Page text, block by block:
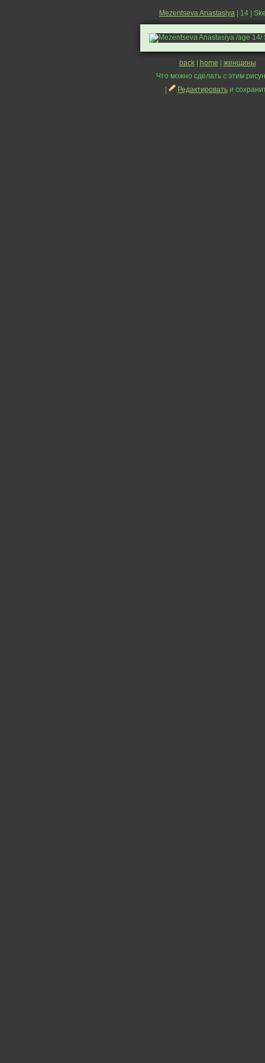
Mezentseva Anastasiya | 14 |
back| home
женщины
Что можно сделать с этим
Редактироватьи